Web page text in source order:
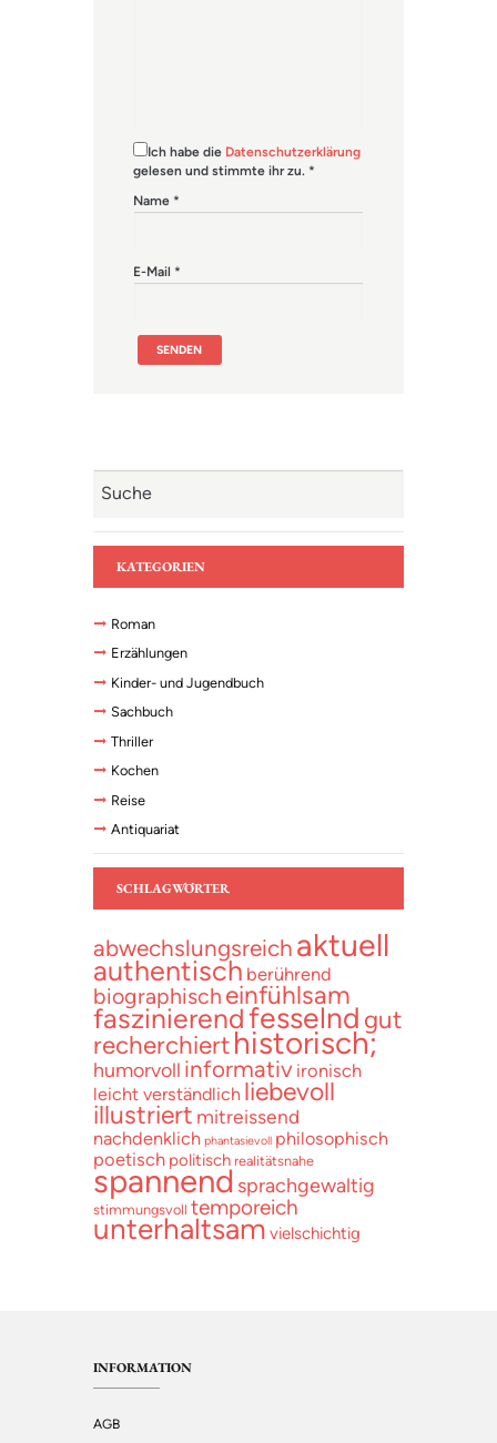
Ich habe die Datenschutzerklärung
gelesen und stimmte ihr zu. *
Name *
E-Mail *
KATEGORIEN
Roman
Erzählungen
Kinder- und Jugendbuch
Sachbuch
Thriller
Kochen
Reise
Antiquariat
SCHLAGWÖRTER
abwechslungsreich aktuell
authentisch berührend
biographisch einfühlsam
faszinierendfesselnd gut
recherchierthistorisch;
humorvoll informativ ironisch
leicht verständlich liebevoll
illustriert mitreissend
nachdenklich phantasievoll philosophisch
poetisch politisch realitätsnahe
spannend sprachgewaltig
stimmungsvoll temporeich
unterhaltsam vielschichtig
INFORMATION
AGB